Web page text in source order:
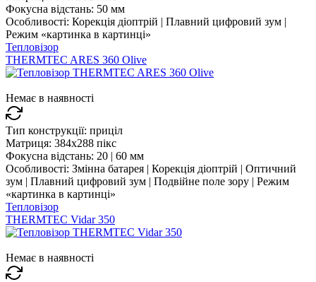
Фокусна відстань: 50 мм
Особливості: Корекція діоптрій | Плавний цифровий зум |
Режим «картинка в картинці»
Тепловізор
THERMTEC ARES 360 Olive
Немає в наявності
Тип конструкції: приціл
Матриця: 384x288 пікс
Фокусна відстань: 20 | 60 мм
Особливості: Змінна батарея | Корекція діоптрій | Оптичний
зум | Плавний цифровий зум | Подвійне поле зору | Режим
«картинка в картинці»
Тепловізор
THERMTEC Vidar 350
Немає в наявності